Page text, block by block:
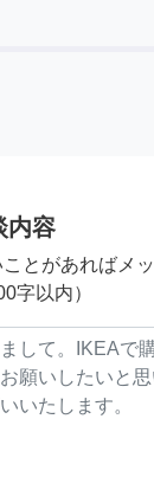
内容
とがあればメ
字以内）